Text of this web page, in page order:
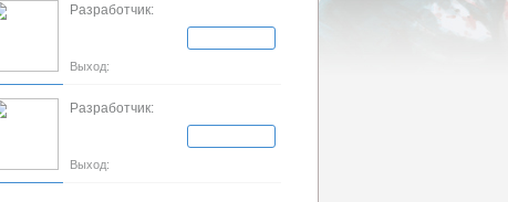
Разработчик:
Выход:
Разработчик:
Выход: